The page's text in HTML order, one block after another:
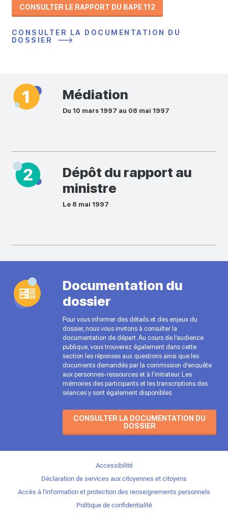
CONSULTER LE RAPPORT DU BAPE 112
CONSULTER LA DOCUMENTATION DU
DOSSIER
Médiation
Du 10 mars 1997 au 08 mai 1997
Dépôt du rapport au
ministre
Le 8 mai 1997
Documentation du
dossier
Pour vous informer des détails et des enjeux du
dossier, nous vous invitons à consulter la
documentation de départ. Au cours de l’audience
publique, vous trouverez également dans cette
section les réponses aux questions ainsi que les
documents demandés par la commission d’enquête
aux personnes-ressources et à l’initiateur. Les
mémoires des participants et les transcriptions des
séances y sont également disponibles.
CONSULTER LA DOCUMENTATION DU
DOSSIER
Accessibilité
Déclaration de services aux citoyennes et citoyens
Accès à l'information et protection des renseignements personnels
Politique de confidentialité